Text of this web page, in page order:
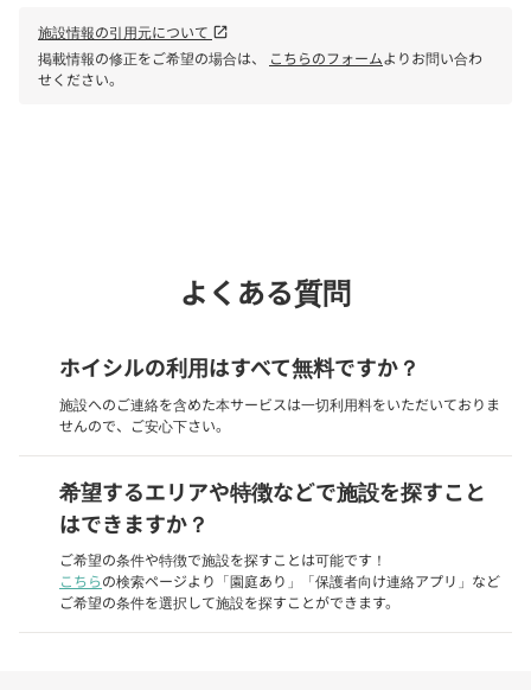
施設情報の引用元について open_in_new
掲載情報の修正をご希望の場合は、 こちらのフォームよりお問い合わ
せください。
よくある質問
ホイシルの利用はすべて無料ですか？
施設へのご連絡を含めた本サービスは一切利用料をいただいておりま
せんので、ご安心下さい。
希望するエリアや特徴などで施設を探すこと
はできますか？
ご希望の条件や特徴で施設を探すことは可能です！
こちらの検索ページより「園庭あり」「保護者向け連絡アプリ」など
ご希望の条件を選択して施設を探すことができます。